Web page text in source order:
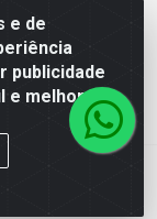
e de
publicidade
e melhorar a
LTDA -
- Oeiras/PI
50